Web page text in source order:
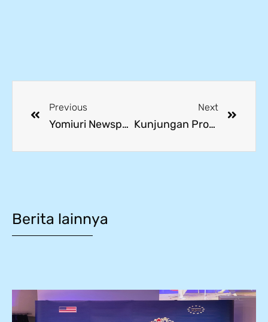
Previous
Yomiuri Newspaper Kunjungi Sekolah Vokasi di Kawasan Industri MM2100
Next
Kunjungan Prof. Dr. Ir. Meyliana Bahas Proyeksi Kerja Sama SMK Indonesia–Korea
Berita lainnya